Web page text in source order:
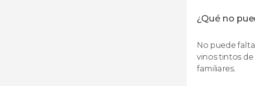
¿Qué no
No puede
vinos tintos de
familiares.